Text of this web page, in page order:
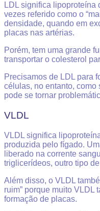
LDL significa lipoproteína
vezes referido como o
densidade, quando em
placas nas artérias.
Porém, tem uma grande
transportar o colesterol
Precisamos de LDL para
células, no entanto, como
pode se tornar
VLDL
VLDL significa
produzida pelo fígado.
liberado na corrente
triglicerídeos, outro tipo
Além disso, o VLDL
ruim” porque muito VLDL
formação de placas.